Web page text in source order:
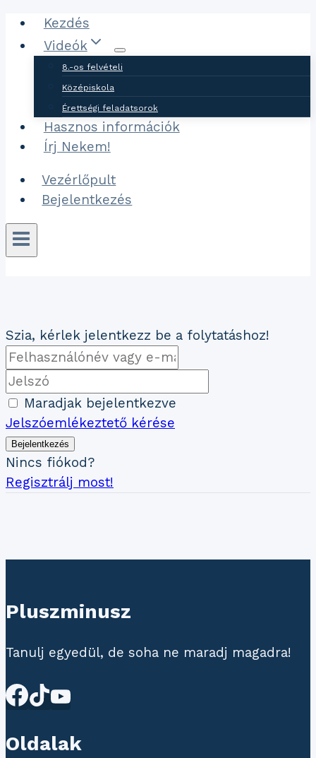
Ugrás
tartalomhoz
Kezdés
Videók
8.-os felvételi
Középiskola
Érettségi feladatsorok
Hasznos információk
Írj Nekem!
Vezérlőpult
Bejelentkezés
Szia, kérlek jelentkezz be a folytatáshoz!
Maradjak bejelentkezve
Jelszóemlékeztető kérése
Bejelentkezés
Nincs fiókod?
Regisztrálj most!
Pluszminusz
Tanulj egyedül, de soha ne maradj magadra!
Oldalak